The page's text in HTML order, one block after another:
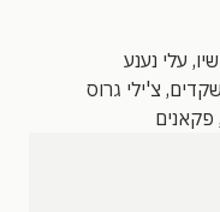
עלי נענע
צ'ילי גרוס
פקאנים